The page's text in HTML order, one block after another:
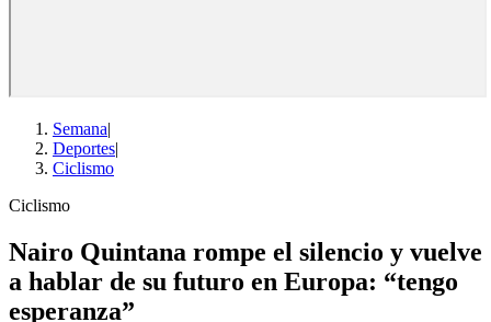
Semana|
Deportes|
Ciclismo
Ciclismo
Nairo Quintana rompe el silencio y vuelve
a hablar de su futuro en Europa: “tengo
esperanza”